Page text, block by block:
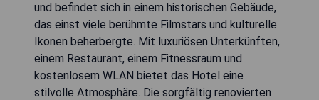
und befindet sich in einem historischen Gebäude,
das einst viele berühmte Filmstars und kulturelle
Ikonen beherbergte. Mit luxuriösen Unterkünften,
einem Restaurant, einem Fitnessraum und
kostenlosem WLAN bietet das Hotel eine
stilvolle Atmosphäre. Die sorgfältig renovierten